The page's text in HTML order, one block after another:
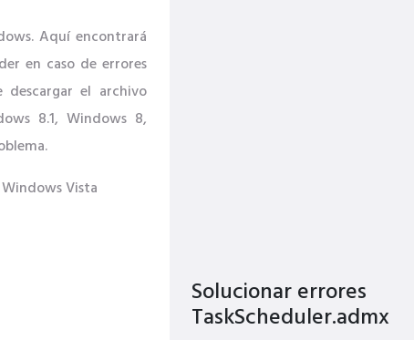
Aquí encontrará
en caso de errores
descargar el archivo
8.1, Windows 8,
Vista
Solucionar errores
TaskScheduler.admx